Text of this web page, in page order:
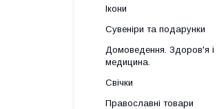
Ікони
Сувеніри та подарунки
Домоведення. Здоров'я і
медицина.
Свічки
Православні товари